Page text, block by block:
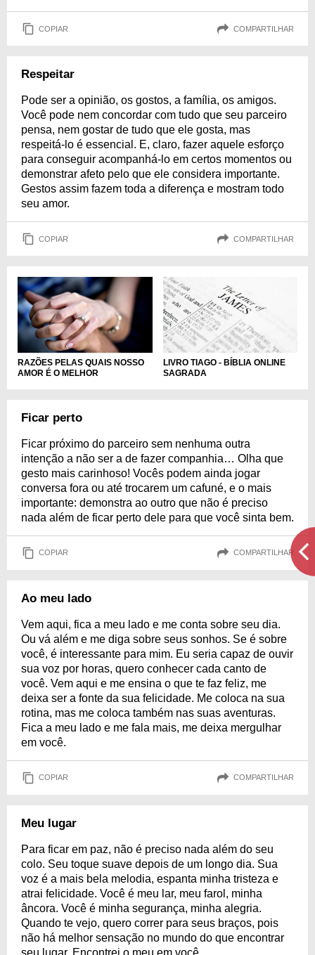
COPIAR COMPARTILHAR
Respeitar
Pode ser a opinião, os gostos, a família, os amigos.
Você pode nem concordar com tudo que seu parceiro
pensa, nem gostar de tudo que ele gosta, mas
respeitá-lo é essencial. E, claro, fazer aquele esforço
para conseguir acompanhá-lo em certos momentos ou
demonstrar afeto pelo que ele considera importante.
Gestos assim fazem toda a diferença e mostram todo
seu amor.
COPIAR COMPARTILHAR
RAZÕES PELAS QUAIS NOSSO
AMOR É O MELHOR
LIVRO TIAGO - BÍBLIA ONLINE
SAGRADA
Ficar perto
Ficar próximo do parceiro sem nenhuma outra
intenção a não ser a de fazer companhia… Olha que
gesto mais carinhoso! Vocês podem ainda jogar
conversa fora ou até trocarem um cafuné, e o mais
importante: demonstra ao outro que não é preciso
nada além de ficar perto dele para que você sinta bem.
COPIAR COMPARTILHAR
Ao meu lado
Vem aqui, fica a meu lado e me conta sobre seu dia.
Ou vá além e me diga sobre seus sonhos. Se é sobre
você, é interessante para mim. Eu seria capaz de ouvir
sua voz por horas, quero conhecer cada canto de
você. Vem aqui e me ensina o que te faz feliz, me
deixa ser a fonte da sua felicidade. Me coloca na sua
rotina, mas me coloca também nas suas aventuras.
Fica a meu lado e me fala mais, me deixa mergulhar
em você.
COPIAR COMPARTILHAR
Meu lugar
Para ficar em paz, não é preciso nada além do seu
colo. Seu toque suave depois de um longo dia. Sua
voz é a mais bela melodia, espanta minha tristeza e
atrai felicidade. Você é meu lar, meu farol, minha
âncora. Você é minha segurança, minha alegria.
Quando te vejo, quero correr para seus braços, pois
não há melhor sensação no mundo do que encontrar
seu lugar. Encontrei o meu em você.